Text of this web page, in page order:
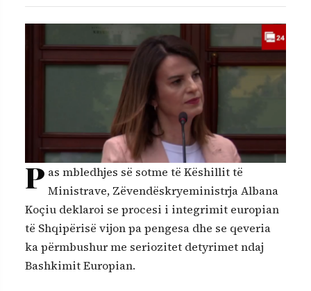
P as mbledhjes së sotme të Këshillit të
Ministrave, Zëvendëskryeministrja Albana
Koçiu deklaroi se procesi i integrimit europian
të Shqipërisë vijon pa pengesa dhe se qeveria
ka përmbushur me seriozitet detyrimet ndaj
Bashkimit Europian.